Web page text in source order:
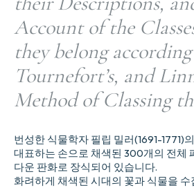
Account of the
they belong according
Tournefort’s, and
Method of Classing
번성한 식물학자 필립 밀러(1691-1771)
대표하는 손으로 채색된 300개의 전체
다운 판화로 장식되어 있습니다.
화려하게 채색된 시대의 꽃과 식물을